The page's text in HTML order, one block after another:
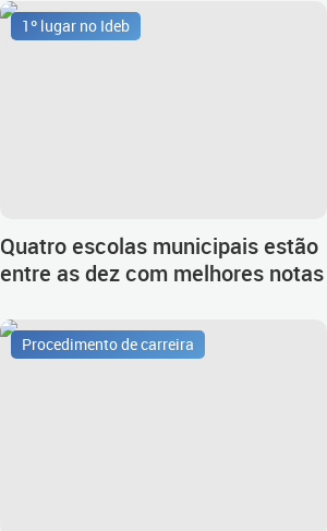
1º lugar no Ideb
Quatro escolas municipais estão
entre as dez com melhores notas
Procedimento de carreira